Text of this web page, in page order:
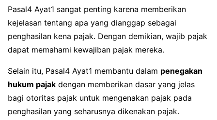
Pasal4 Ayat1 sangat penting karena memberikan
kejelasan tentang apa yang dianggap sebagai
penghasilan kena pajak. Dengan demikian, wajib pajak
dapat memahami kewajiban pajak mereka.
Selain itu, Pasal4 Ayat1 membantu dalam penegakan
hukum pajak dengan memberikan dasar yang jelas
bagi otoritas pajak untuk mengenakan pajak pada
penghasilan yang seharusnya dikenakan pajak.